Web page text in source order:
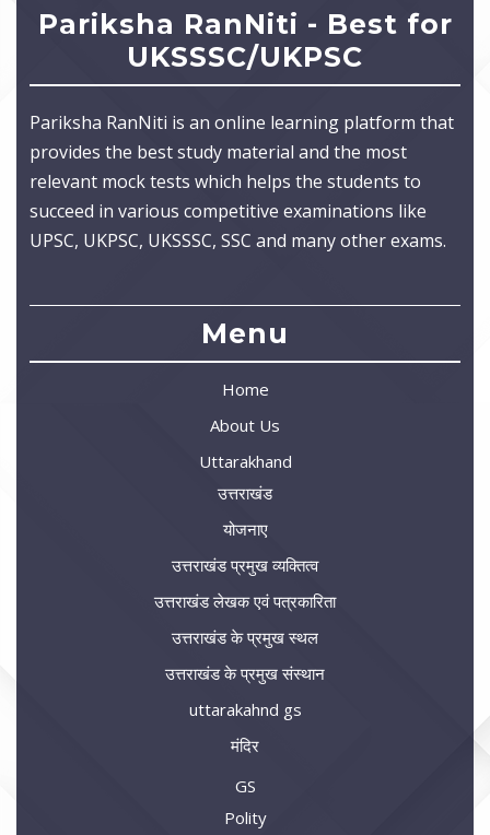
Pariksha RanNiti - Best for
UKSSSC/UKPSC
Pariksha RanNiti is an online learning platform that
provides the best study material and the most
relevant mock tests which helps the students to
succeed in various competitive examinations like
UPSC, UKPSC, UKSSSC, SSC and many other exams.
Menu
Home
About Us
Uttarakhand
उत्तराखंड
योजनाए
उत्तराखंड प्रमुख व्यक्तित्व
उत्तराखंड लेखक एवं पत्रकारिता
उत्तराखंड के प्रमुख स्थल
उत्तराखंड के प्रमुख संस्थान
uttarakahnd gs
मंदिर
GS
Polity